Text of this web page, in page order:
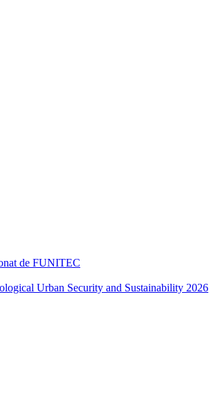
de FUNITEC
Urban Security and Sustainability 2026